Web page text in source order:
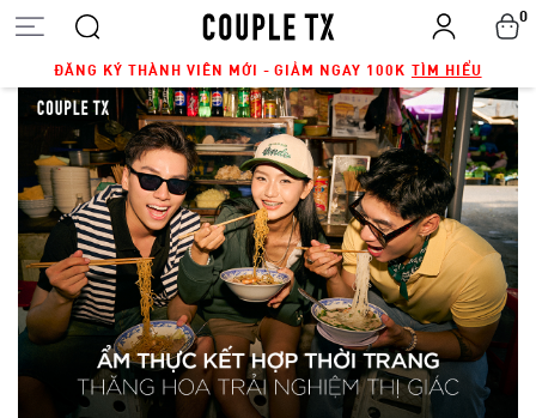
ĐĂNG KÝ THÀNH VIÊN MỚI - GIẢM NGAY 100K TÌM HIỂU
0